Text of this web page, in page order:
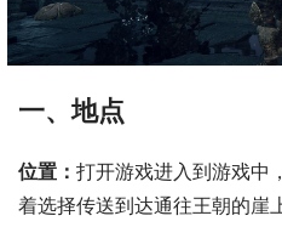
一、地点
位置： 打开游戏进入到游戏中
着选择传送到达通往王朝的崖